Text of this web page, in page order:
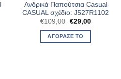
Ανδρικά Παπούτσια Casual
CASUAL σχέδιο: J527R1102
€109,00 Original
was:
€109,00.
€29,00Η
ΑΓΌΡΑΣΈ ΤΟ